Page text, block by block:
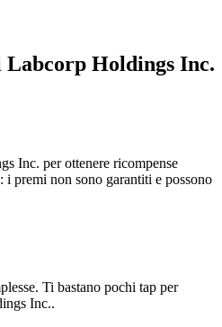
Holdings Inc.
Inc. per ottenere ricompense
i premi non sono garantiti e possono
Ti bastano pochi tap per
Inc..